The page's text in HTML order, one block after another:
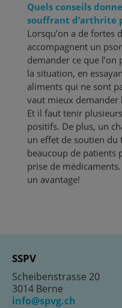
Quels conseils
souffrant d’arthrite
Lorsqu’on a de fortes
accompagnent un
demander ce que
la situation, en
aliments qui ne sont
vaut mieux demander
Et il faut tenir
positifs. De plus, un
un effet de soutien
beaucoup de patients
prise de
un avantage!
SSPV
Scheibenstrasse 20
3014 Berne
info@spvg.ch